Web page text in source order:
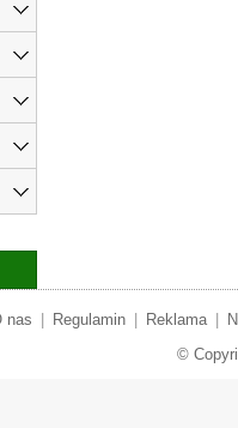
nas Regulamin Reklama
©